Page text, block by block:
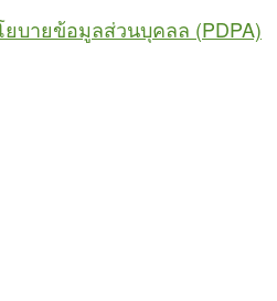
ยบายข้อมูลส่วนบุคลล (PDPA)